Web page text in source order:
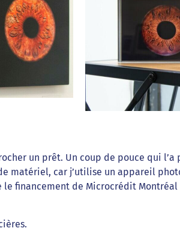
un prêt. Un coup de pouce qui l’a
matériel, car j’utilise un appareil
le financement de Microcrédit